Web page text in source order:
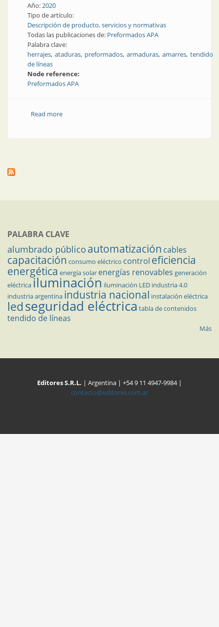
Año:2020
Tipo de artículo:
Descripción de producto, servicios y normativas
Todas las publicaciones de: Preformados APA
Palabra clave:
herrajes ataduras preformados armaduras amarres tendido
de líneas
Node reference:
Preformados APA
Read moreabout Solución resistente para el tendido de líneas
PALABRA CLAVE
alumbrado público automatización cables
capacitación consumo eléctrico control eficiencia
energética energía solar energías renovables generación
eléctricailuminación iluminación LED industria 4.0
industria argentina industria nacional instalación eléctrica
ledseguridad eléctrica tabla de contenidos
tendido de líneas
Más
Editores S.R.L. | Argentina | +54 9 11 4947-9984 |
contacto@editores.com.ar